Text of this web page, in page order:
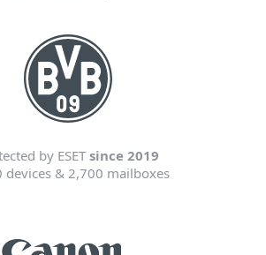
by ESET since 2019
devices & 2,700 mailboxes